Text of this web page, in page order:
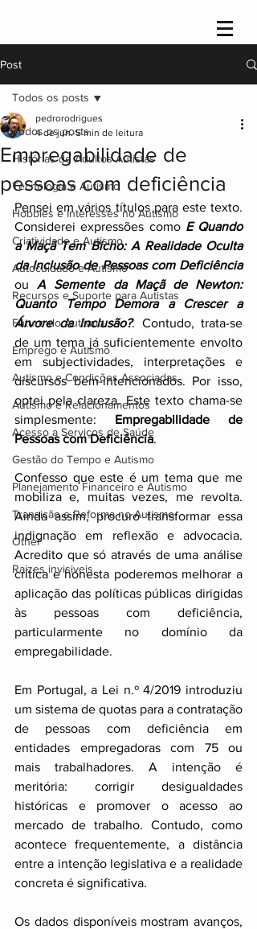
Post
Todos os posts
Histórias de Adultos Autistas
Tecnologia e Autismo
Hobbies e Interesses no Autismo
Criatividade e Autismo
Autocuidado e Autismo
Recursos e Suporte para Autistas
Futuro do Autismo
Emprego e Autismo
Autismo e Condições Associadas
Autismo e Relacionamentos
Acesso a Serviços de Saúde
Gestão do Tempo e Autismo
Planejamento Financeiro e Autismo
Transição e Reforma no Autismo
Other
Raizes invisiveis
Todos os posts
Empregabilidade de
pessoas com deficiência
pedrorodrigues
4 de jun. 5 min de leitura
Pensei em vários títulos para este texto.
Considerei expressões como E Quando
a Maçã Tem Bicho: A Realidade Oculta
da Inclusão de Pessoas com Deficiência
ou A Semente da Maçã de Newton:
Quanto Tempo Demora a Crescer a
Árvore da Inclusão?. Contudo, trata-se
de um tema já suficientemente envolto
em subjectividades, interpretações e
discursos bem-intencionados. Por isso,
optei pela clareza. Este texto chama-se
simplesmente: Empregabilidade de
Pessoas com Deficiência.
Confesso que este é um tema que me
mobiliza e, muitas vezes, me revolta.
Ainda assim, procuro transformar essa
indignação em reflexão e advocacia.
Acredito que só através de uma análise
crítica e honesta poderemos melhorar a
aplicação das políticas públicas dirigidas
às pessoas com deficiência,
particularmente no domínio da
empregabilidade.
Em Portugal, a Lei n.º 4/2019 introduziu
um sistema de quotas para a contratação
de pessoas com deficiência em
entidades empregadoras com 75 ou
mais trabalhadores. A intenção é
meritória: corrigir desigualdades
históricas e promover o acesso ao
mercado de trabalho. Contudo, como
acontece frequentemente, a distância
entre a intenção legislativa e a realidade
concreta é significativa.
Os dados disponíveis mostram avanços,